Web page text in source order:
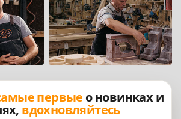
первые о новинках и
вдохновляйтесь